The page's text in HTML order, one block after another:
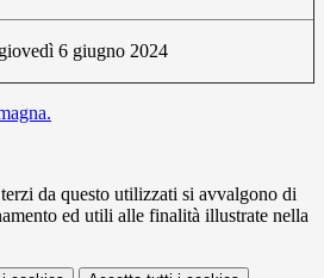
giovedì 6 giugno 2024
da questo utilizzati si avvalgono di
ed utili alle finalità illustrate nella